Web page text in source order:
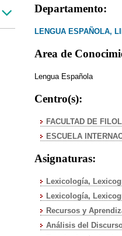
Departamento:
LENGUA ESPAÑOLA,
Area de
Lengua Española
Centro(s):
FACULTAD DE
ESCUELA
Asignaturas:
Lexicología,
Lexicología,
Recursos y
Análisis del